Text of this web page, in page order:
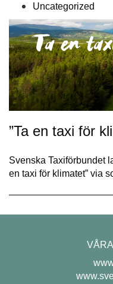
Uncategorized
”Ta en taxi för
Svenska Taxiförbundet
en taxi för klimatet” via